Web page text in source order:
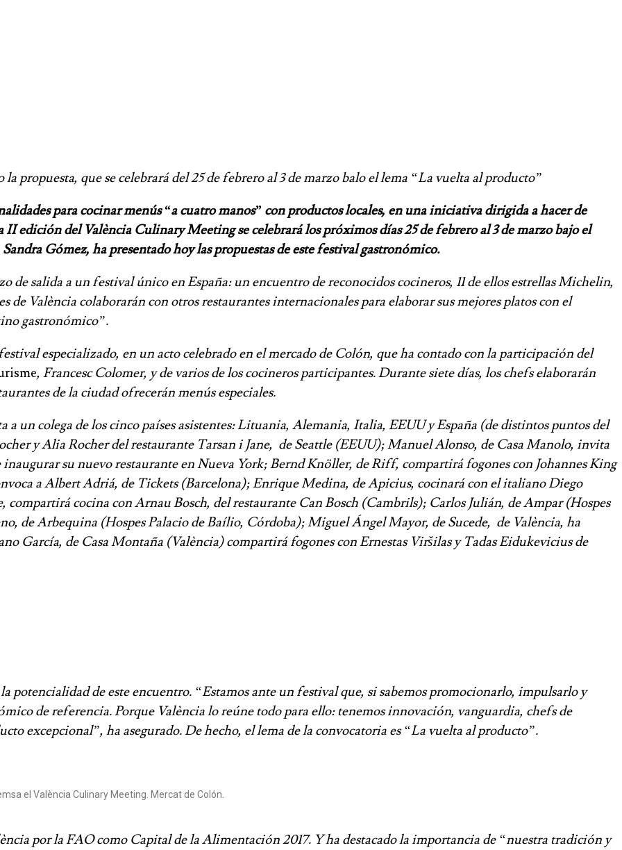
propuesta, que se celebrará del 25 de febrero al 3 de marzo balo el lema “La vuelta al producto”
para cocinar menús “a cuatro manos” con productos locales, en una iniciativa dirigida a hacer de
edición del València Culinary Meeting se celebrará los próximos días 25 de febrero al 3 de marzo bajo el
Gómez, ha presentado hoy las propuestas de este festival gastronómico.
de salida a un festival único en España: un encuentro de reconocidos cocineros, 11 de ellos estrellas Michelin,
de València colaborarán con otros restaurantes internacionales para elaborar sus mejores platos con el
gastronómico”.
especializado, en un acto celebrado en el mercado de Colón, que ha contado con la participación del
, Francesc Colomer, y de varios de los cocineros participantes. Durante siete días, los chefs elaborarán
de la ciudad ofrecerán menús especiales.
a un colega de los cinco países asistentes: Lituania, Alemania, Italia, EEUU y España (de distintos puntos del
y Alia Rocher del restaurante Tarsan i Jane, de Seattle (EEUU); Manuel Alonso, de Casa Manolo, invita
su nuevo restaurante en Nueva York; Bernd Knöller, de Riff, compartirá fogones con Johannes King
a Albert Adriá, de Tickets (Barcelona); Enrique Medina, de Apicius, cocinará con el italiano Diego
compartirá cocina con Arnau Bosch, del restaurante Can Bosch (Cambrils); Carlos Julián, de Ampar (Hospes
de Arbequina (Hospes Palacio de Baílio, Córdoba); Miguel Ángel Mayor, de Sucede, de València, ha
García, de Casa Montaña (València) compartirá fogones con Ernestas Viršilas y Tadas Eidukevicius de
potencialidad de este encuentro. “Estamos ante un festival que, si sabemos promocionarlo, impulsarlo y
de referencia. Porque València lo reúne todo para ello: tenemos innovación, vanguardia, chefs de
excepcional”, ha asegurado. De hecho, el lema de la convocatoria es “La vuelta al producto”.
el València Culinary Meeting. Mercat de Colón.
por la FAO como Capital de la Alimentación 2017. Y ha destacado la importancia de “nuestra tradición y